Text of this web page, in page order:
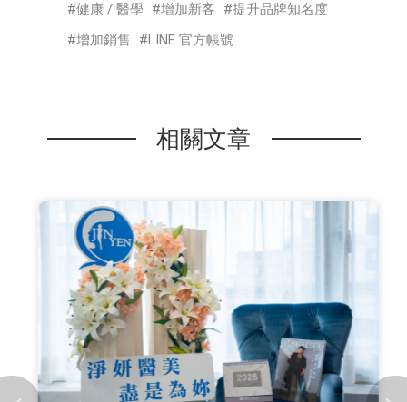
健康 / 醫學
增加新客
提升品牌知名度
增加銷售
LINE 官方帳號
相關文章